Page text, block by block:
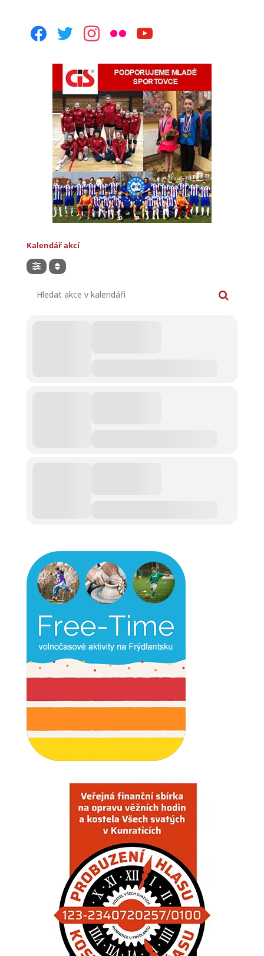
facebooktwitterinstagram
flickr youtube
Kalendář akcí